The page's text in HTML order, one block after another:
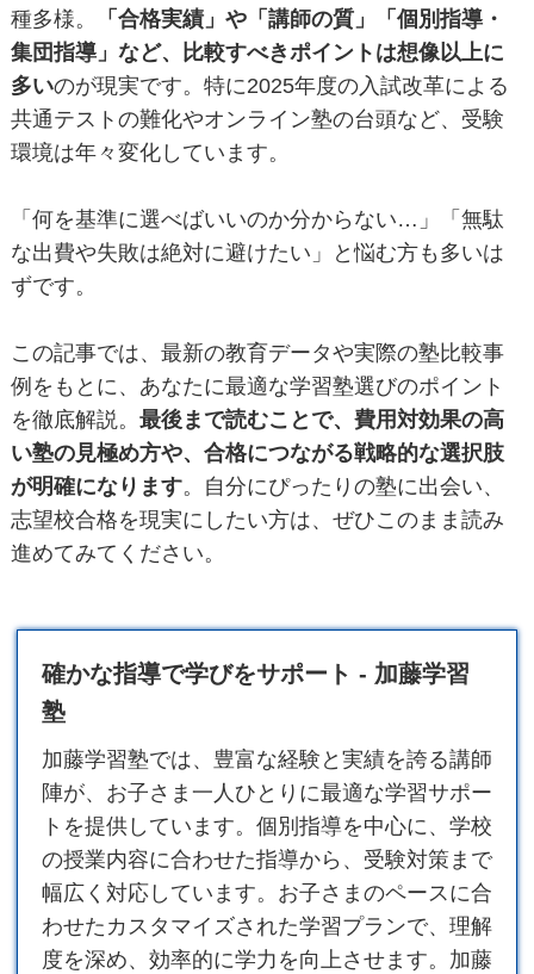
種多様。
「合格実績」や「講師の質」「個別指導・
集団指導」など、比較すべきポイントは想像以上に
多いのが現実です。特に2025年度の入試改革による
共通テストの難化やオンライン塾の台頭など、受験
環境は年々変化しています。
「何を基準に選べばいいのか分からない…」「無駄
な出費や失敗は絶対に避けたい」と悩む方も多いは
ずです。
この記事では、最新の教育データや実際の塾比較事
例をもとに、あなたに最適な学習塾選びのポイント
を徹底解説。 最後まで読むことで、費用対効果の高
い塾の見極め方や、合格につながる戦略的な選択肢
が明確になります。自分にぴったりの塾に出会い、
志望校合格を現実にしたい方は、ぜひこのまま読み
進めてみてください。
確かな指導で学びをサポート - 加藤学習
塾
加藤学習塾では、豊富な経験と実績を誇る講師
陣が、お子さま一人ひとりに最適な学習サポー
トを提供しています。個別指導を中心に、学校
の授業内容に合わせた指導から、受験対策まで
幅広く対応しています。お子さまのペースに合
わせたカスタマイズされた学習プランで、理解
度を深め、効率的に学力を向上させます。加藤